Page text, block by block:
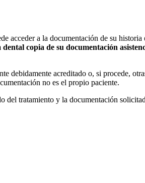
acceder a la documentación de su
copia de su documentación
debidamente acreditado o, si procede,
no es el propio paciente.
del tratamiento y la documentación